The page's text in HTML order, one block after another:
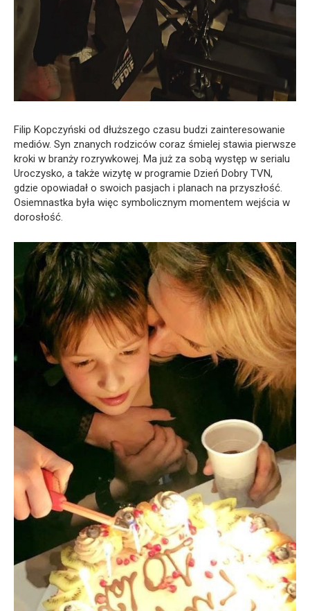
Filip Kopczyński od dłuższego czasu budzi zainteresowanie
mediów. Syn znanych rodziców coraz śmielej stawia pierwsze
kroki w branży rozrywkowej. Ma już za sobą występ w serialu
Uroczysko, a także wizytę w programie Dzień Dobry TVN,
gdzie opowiadał o swoich pasjach i planach na przyszłość.
Osiemnastka była więc symbolicznym momentem wejścia w
dorosłość.